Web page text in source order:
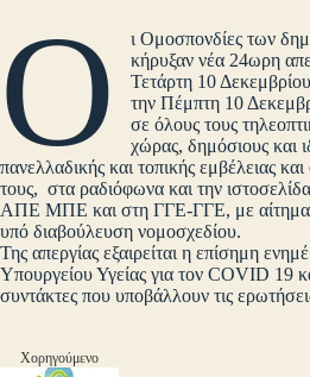
Ο
ι Ομοσπονδίες των
κήρυξαν νέα 24ωρη
Τετάρτη 10
την Πέμπτη 10
σε όλους τους
χώρας, δημόσιους και
πανελλαδικής και τοπικής εμβέλειας και
τους, στα ραδιόφωνα και την
ΑΠΕ ΜΠΕ και στη ΓΓΕ-ΓΓΕ, με αίτημα
υπό διαβούλευση νομοσχεδίου.
Της απεργίας εξαιρείται η επίσημη
Υπουργείου Υγείας για τον COVID 19
συντάκτες που υποβάλλουν τις
Χορηγούμενο